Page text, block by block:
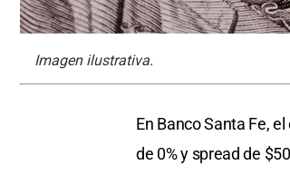
Imagen ilustrativa.
En Banco Santa Fe,
de 0% y spread de